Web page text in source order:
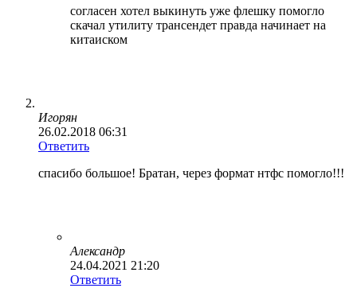
согласен хотел выкинуть уже флешку помогло
скачал утилиту трансендет правда начинает на
китаиском
Игорян
26.02.2018 06:31
Ответить
спасибо большое! Братан, через формат нтфс помогло!!!
Александр
24.04.2021 21:20
Ответить